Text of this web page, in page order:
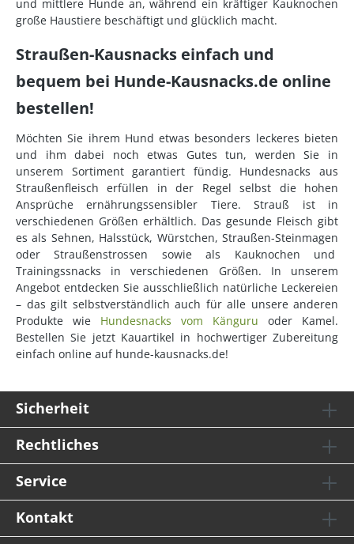
und mittlere Hunde an, während ein kräftiger Kauknochen
große Haustiere beschäftigt und glücklich macht.
Straußen-Kausnacks einfach und
bequem bei Hunde-Kausnacks.de online
bestellen!
Möchten Sie ihrem Hund etwas besonders leckeres bieten
und ihm dabei noch etwas Gutes tun, werden Sie in
unserem Sortiment garantiert fündig. Hundesnacks aus
Straußenfleisch erfüllen in der Regel selbst die hohen
Ansprüche ernährungssensibler Tiere. Strauß ist in
verschiedenen Größen erhältlich. Das gesunde Fleisch gibt
es als Sehnen, Halsstück, Würstchen, Straußen-Steinmagen
oder Straußenstrossen sowie als Kauknochen und
Trainingssnacks in verschiedenen Größen. In unserem
Angebot entdecken Sie ausschließlich natürliche Leckereien
– das gilt selbstverständlich auch für alle unsere anderen
Produkte wie Hundesnacks vom Känguru oder Kamel.
Bestellen Sie jetzt Kauartikel in hochwertiger Zubereitung
einfach online auf hunde-kausnacks.de!
Sicherheit
Rechtliches
Service
Kontakt